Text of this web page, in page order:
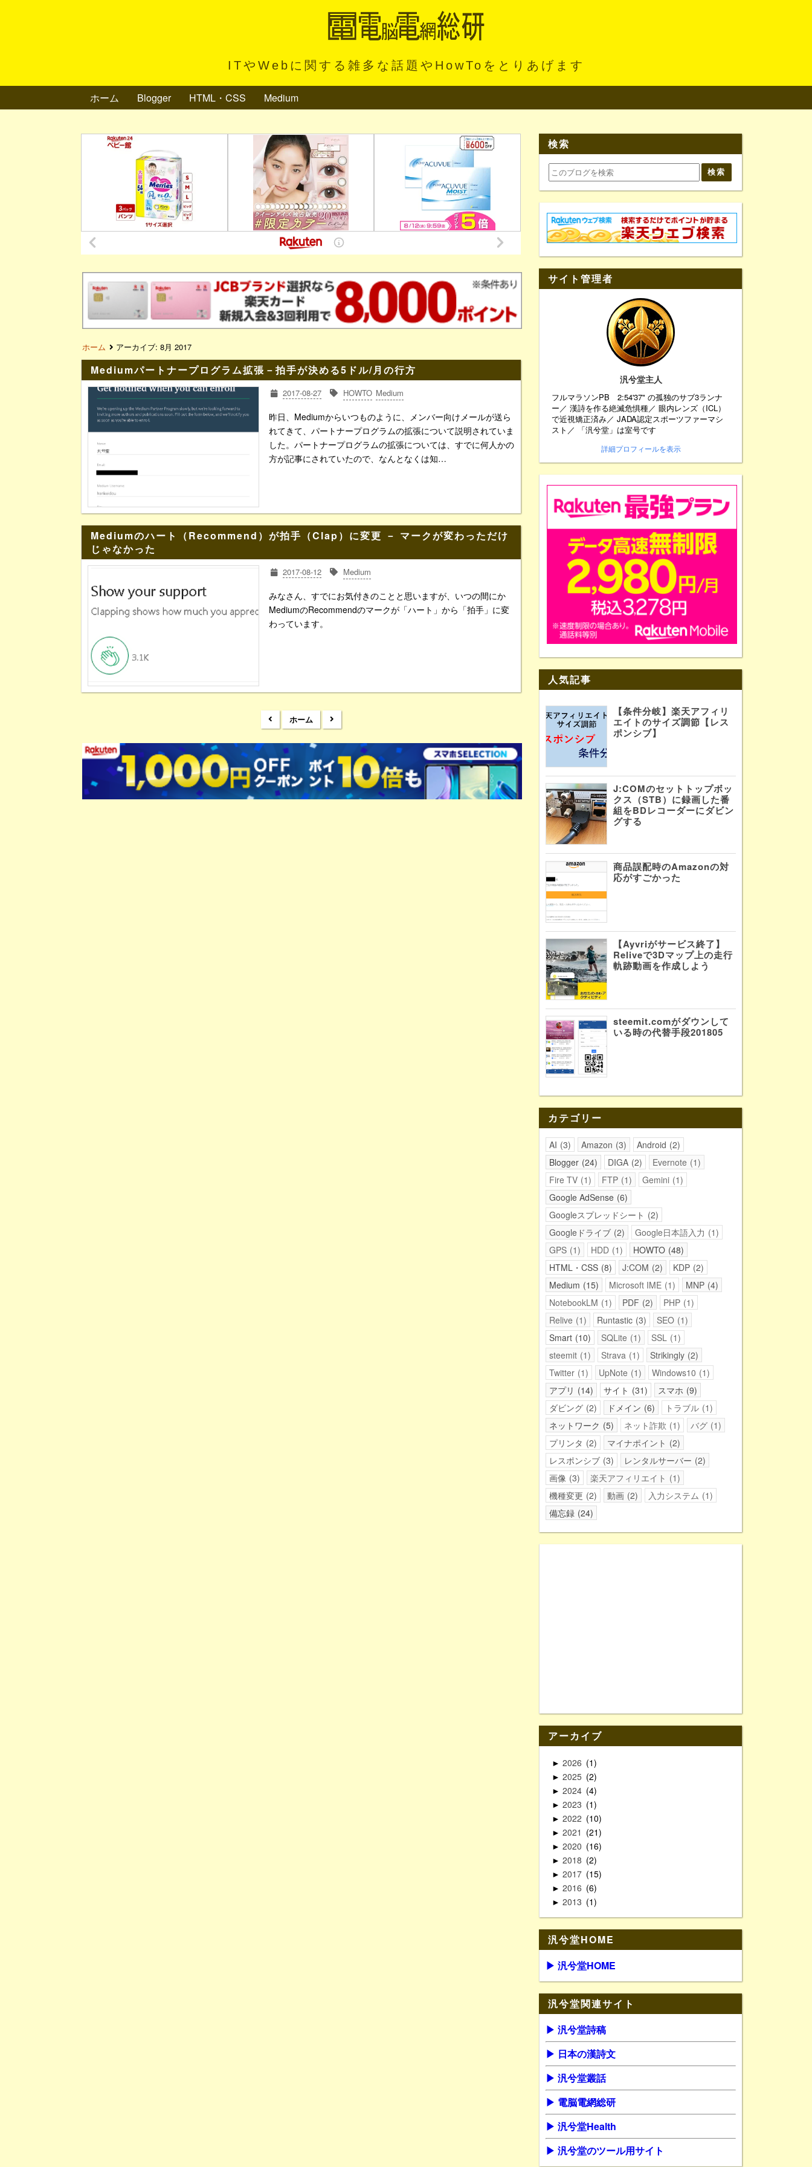
ITやWebに関する雑多な話題やHowToをとりあげます
ホーム Blogger HTML・CSS Medium
ホーム アーカイブ:8月 2017
Mediumパートナープログラム拡張－拍手が決める5ドル/月の行方
2017-08-27 HOWTO Medium
昨日、Mediumからいつものように、メンバー向けメールが送ら
れてきて、パートナープログラムの拡張について説明されていま
した。パートナープログラムの拡張については、すでに何人かの
方が記事にされていたので、なんとなくは知…
Mediumのハート（Recommend）が拍手（Clap）に変更 － マークが変わっただけ
じゃなかった
2017-08-12 Medium
みなさん、すでにお気付きのことと思いますが、いつの間にか
MediumのRecommendのマークが「ハート」から「拍手」に変
わっています。
ホーム
検索
サイト管理者
汎兮堂主人
フルマラソンPB 2:54'37" の孤独のサブ3ランナ
ー／ 漢詩を作る絶滅危惧種／ 眼内レンズ（ICL）
で近視矯正済み／ JADA認定スポーツファーマシ
スト／ 「汎兮堂」は室号です
詳細プロフィールを表示
人気記事
【条件分岐】楽天アフィリ
エイトのサイズ調節【レス
ポンシブ】
J:COMのセットトップボッ
クス（STB）に録画した番
組をBDレコーダーにダビン
グする
商品誤配時のAmazonの対
応がすごかった
【Ayvriがサービス終了】
Reliveで3Dマップ上の走行
軌跡動画を作成しよう
steemit.comがダウンして
いる時の代替手段201805
カテゴリー
AI 3 Amazon 3 Android 2
Blogger 24 DIGA 2 Evernote 1
Fire TV 1 FTP 1 Gemini 1
Google AdSense 6
Googleスプレッドシート
2
Googleドライブ 2 Google日本語入力
1
GPS 1 HDD 1 HOWTO 48
HTML・CSS 8 J:COM 2 KDP 2
Medium 15 Microsoft IME 1 MNP 4
NotebookLM 1 PDF 2 PHP 1
Relive 1 Runtastic 3 SEO 1
Smart 10 SQLite 1 SSL
1
steemit 1 Strava 1 Strikingly 2
Twitter 1 UpNote 1 Windows10 1
アプリ
14 サイト 31 スマホ 9
ダビング 2 ドメイン 6 トラブル 1
ネットワーク
5 ネット詐欺 1 バグ 1
プリンタ
2 マイナポイント
2
レスポンシブ 3 レンタルサーバー 2
画像 3 楽天アフィリエイト
1
機種変更 2 動画 2 入力システム
1
備忘録 24
アーカイブ
►2026 1
►2025 2
►2024 4
►2023 1
►2022 10
►2021 21
►2020 16
►2018 2
►2017 15
►2016 6
►2013 1
汎兮堂HOME
▶ 汎兮堂HOME
汎兮堂関連サイト
▶ 汎兮堂詩稿
▶ 日本の漢詩文
▶ 汎兮堂叢話
▶ 電脳電網総研
▶ 汎兮堂Health
▶ 汎兮堂のツール用サイト